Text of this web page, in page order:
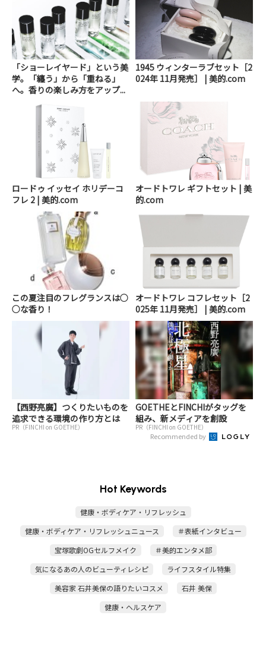
「ショーレイヤード」という美
学。「纏う」から「重ねる」
へ。香りの楽しみ方をアップ...
1945 ウィンターラブセット［2
024年 11月発売］ | 美的.com
ロードゥ イッセイ ホリデーコ
フレ 2 | 美的.com
オードトワレ ギフトセット | 美
的.com
この夏注目のフレグランスは○
○な香り！
オードトワレ コフレセット［2
025年 11月発売］ | 美的.com
【西野亮廣】つくりたいものを
追求できる環境の作り方とは
PR（FINCHI on GOETHE）
GOETHEとFINCHIがタッグを
組み、新メディアを創設
PR（FINCHI on GOETHE）
Recommended by
Hot Keywords
健康・ボディケア・リフレッシュ
健康・ボディケア・リフレッシュニュース
＃表紙インタビュー
宝塚歌劇OGセルフメイク
＃美的エンタメ部
気になるあの人のビューティレシピ
ライフスタイル特集
美容家 石井美保の語りたいコスメ
石井 美保
健康・ヘルスケア